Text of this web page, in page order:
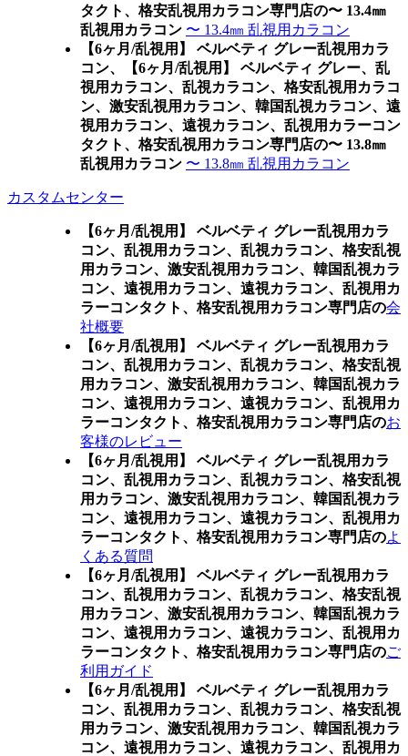
タクト、格安乱視用カラコン専門店の〜 13.4㎜
乱視用カラコン 〜 13.4㎜ 乱視用カラコン
【6ヶ月/乱視用】 ベルベティ グレー乱視用カラ
コン、
【6ヶ月/乱視用】 ベルベティ グレー、乱
視用カラコン、乱視カラコン、格安乱視用カラコ
ン、激安乱視用カラコン、韓国乱視カラコン、遠
視用カラコン、遠視カラコン、乱視用カラーコン
タクト、格安乱視用カラコン専門店の〜 13.8㎜
乱視用カラコン 〜 13.8㎜ 乱視用カラコン
カスタムセンター
【6ヶ月/乱視用】 ベルベティ グレー乱視用カラ
コン、 乱視用カラコン、乱視カラコン、格安乱視
用カラコン、激安乱視用カラコン、韓国乱視カラ
コン、遠視用カラコン、遠視カラコン、乱視用カ
ラーコンタクト、格安乱視用カラコン専門店の会
社概要
【6ヶ月/乱視用】 ベルベティ グレー乱視用カラ
コン、 乱視用カラコン、乱視カラコン、格安乱視
用カラコン、激安乱視用カラコン、韓国乱視カラ
コン、遠視用カラコン、遠視カラコン、乱視用カ
ラーコンタクト、格安乱視用カラコン専門店のお
客様のレビュー
【6ヶ月/乱視用】 ベルベティ グレー乱視用カラ
コン、 乱視用カラコン、乱視カラコン、格安乱視
用カラコン、激安乱視用カラコン、韓国乱視カラ
コン、遠視用カラコン、遠視カラコン、乱視用カ
ラーコンタクト、格安乱視用カラコン専門店のよ
くある質問
【6ヶ月/乱視用】 ベルベティ グレー乱視用カラ
コン、 乱視用カラコン、乱視カラコン、格安乱視
用カラコン、激安乱視用カラコン、韓国乱視カラ
コン、遠視用カラコン、遠視カラコン、乱視用カ
ラーコンタクト、格安乱視用カラコン専門店のご
利用ガイド
【6ヶ月/乱視用】 ベルベティ グレー乱視用カラ
コン、 乱視用カラコン、乱視カラコン、格安乱視
用カラコン、激安乱視用カラコン、韓国乱視カラ
コン、遠視用カラコン、遠視カラコン、乱視用カ